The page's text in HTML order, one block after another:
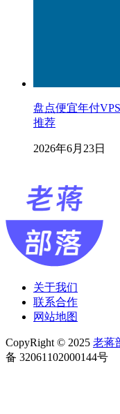
盘点便宜年付
推荐
2026年6月23日
关于我们
联系合作
网站地图
CopyRight © 2025 老蒋
备 32061102000144号